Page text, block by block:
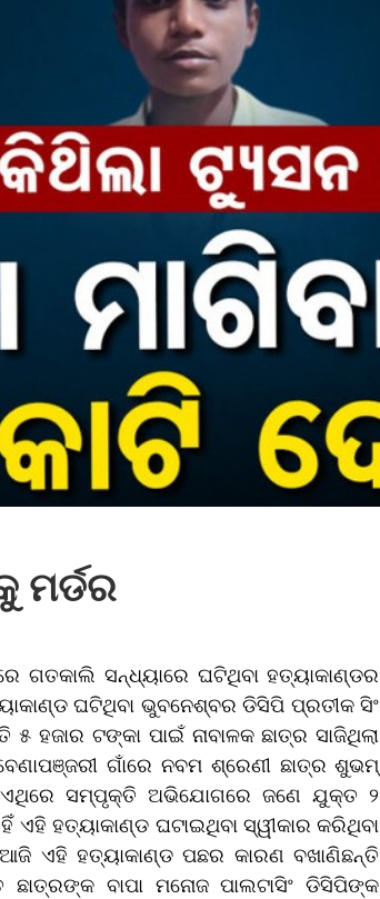
ମର୍ଡର
ଗତକାଲି ସନ୍ଧ୍ୟାରେ ଘଟିଥିବା ହତ୍ୟାକାଣ୍ଡର
ଘଟିଥିବା ଭୁବନେଶ୍ବର ଡିସିପି ପ୍ରତୀକ ସିଂ
ହଜାର ଟଙ୍କା ପାଇଁ ନାବାଳକ ଛାତ୍ର ସାଜିଥିଲା
ଗାଁରେ ନବମ ଶ୍ରେଣୀ ଛାତ୍ର ଶୁଭମ୍‌
ଏଥିରେ ସମ୍ପୃକ୍ତି ଅଭିଯୋଗରେ ଜଣେ ଯୁକ୍ତ ୨
ଏହି ହତ୍ୟାକାଣ୍ଡ ଘଟାଇଥିବା ସ୍ୱୀକାର କରିଥିବା
ଏହି ହତ୍ୟାକାଣ୍ଡ ପଛର କାରଣ ବଖାଣିଛନ୍ତି
ବାପା ମନୋଜ ପାଲଟାସିଂ ଡିସିପିଙ୍କ